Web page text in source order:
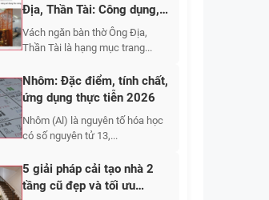
Địa, Thần Tài: Công dụng,
10+ mẫu đẹp 2026
Vách ngăn bàn thờ Ông Địa,
Thần Tài là hạng mục trang...
Nhôm: Đặc điểm, tính chất,
ứng dụng thực tiễn 2026
Nhôm (Al) là nguyên tố hóa học
có số nguyên tử 13,...
5 giải pháp cải tạo nhà 2
tầng cũ đẹp và tối ưu